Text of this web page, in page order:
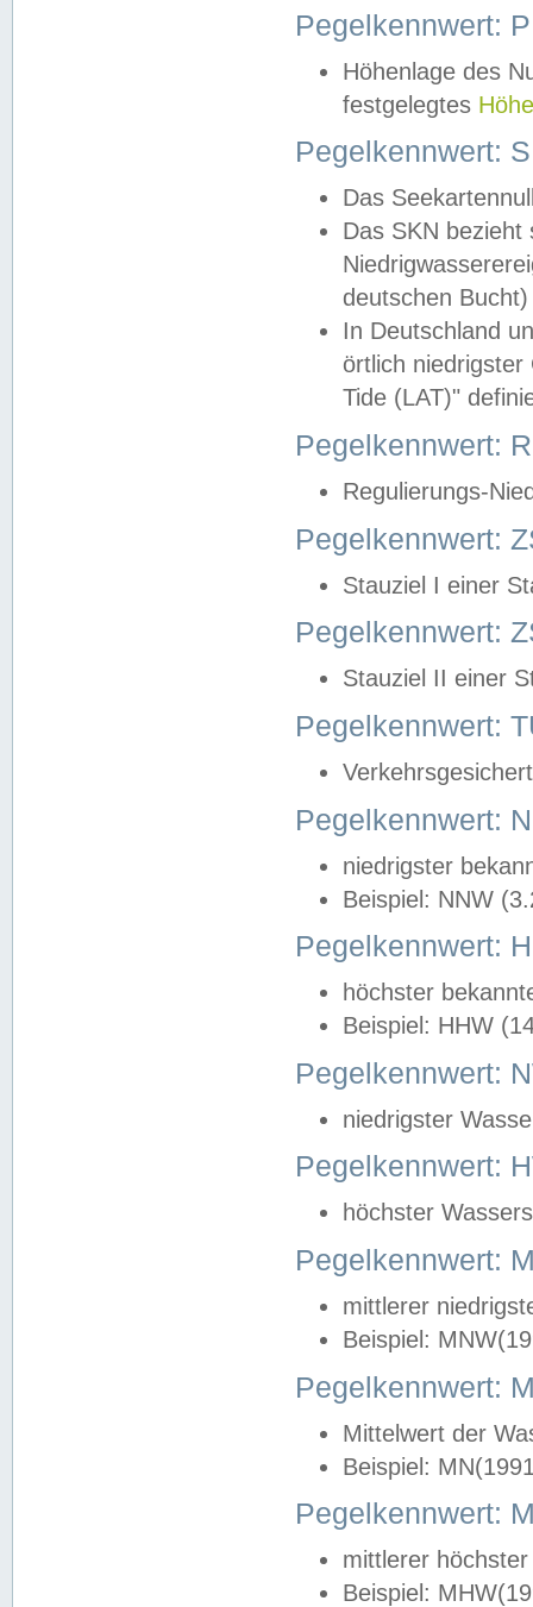
Pegelkennwert:
Höhenlage des
festgelegtes
Pegelkennwert:
Das
Das SKN
deutschen
In Deutschland
örtlich
Tide (LAT)"
Pegelkennwert:
Regulierungs-
Pegelkennwert:
Stauziel I einer
Pegelkennwert:
Stauziel II einer
Pegelkennwert:
Pegelkennwert:
niedrigster
Beispiel: NNW
Pegelkennwert:
höchster
Beispiel: HHW
Pegelkennwert:
niedrigster
Pegelkennwert:
höchster
Pegelkennwert:
mittlerer
Beispiel:
Pegelkennwert:
Mittelwert der
Beispiel:
Pegelkennwert:
mittlerer
Beispiel: